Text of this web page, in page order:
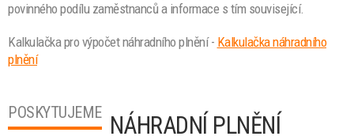
povinného podílu zaměstnanců a informace s tím související.
Kalkulačka pro výpočet náhradního plnění - Kalkulačka náhradního
plnění
POSKYTUJEME NÁHRADNÍ PLNĚNÍ